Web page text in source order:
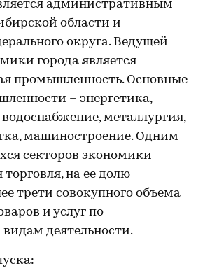
административным
области и
округа. Ведущей
города является
промышленность. Основные
– энергетика,
металлургия,
машиностроение. Одним
секторов экономики
торговля, на ее долю
трети совокупного объема
и услуг по
деятельности.